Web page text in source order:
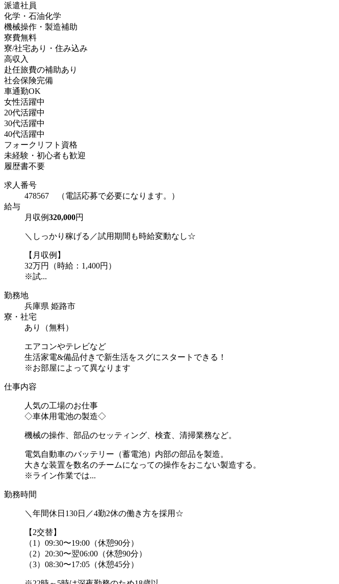
派遣社員
化学・石油化学
機械操作・製造補助
寮費無料
寮/社宅あり・住み込み
高収入
赴任旅費の補助あり
社会保険完備
車通勤OK
女性活躍中
20代活躍中
30代活躍中
40代活躍中
フォークリフト資格
未経験・初心者も歓迎
履歴書不要
求人番号
478567 （電話応募で必要になります。）
給与
月収例320,000円
＼しっかり稼げる／試用期間も時給変動なし☆
【月収例】
32万円（時給：1,400円）
※試...
勤務地
兵庫県 姫路市
寮・社宅
あり（無料）
エアコンやテレビなど
生活家電&備品付きで新生活をスグにスタートできる！
※お部屋によって異なります
仕事内容
人気の工場のお仕事
◇車体用電池の製造◇
機械の操作、部品のセッティング、検査、清掃業務など。
電気自動車のバッテリー（蓄電池）内部の部品を製造。
大きな装置を数名のチームになっての操作をおこない製造する。
※ライン作業では...
勤務時間
＼年間休日130日／4勤2休の働き方を採用☆
【2交替】
（1）09:30〜19:00（休憩90分）
（2）20:30〜翌06:00（休憩90分）
（3）08:30〜17:05（休憩45分）